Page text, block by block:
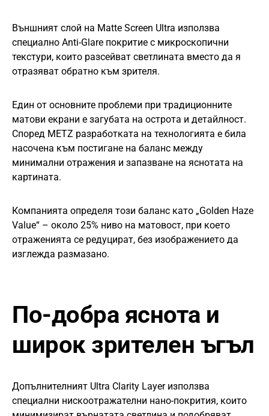
Външният слой на Matte Screen Ultra използва
специално Anti-Glare покритие с микроскопични
текстури, които разсейват светлината вместо да я
отразяват обратно към зрителя.
Един от основните проблеми при традиционните
матови екрани е загубата на острота и детайлност.
Според METZ разработката на технологията е била
насочена към постигане на баланс между
минимални отражения и запазване на яснотата на
картината.
Компанията определя този баланс като „Golden Haze
Value“ – около 25% ниво на матовост, при което
отраженията се редуцират, без изображението да
изглежда размазано.
По-добра яснота и
широк зрителен ъгъл
Допълнителният Ultra Clarity Layer използва
специални нискоотражателни нано-покрития, които